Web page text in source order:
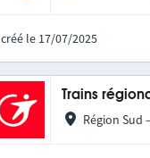
créé le 17/07/2025
Trains
Région Sud